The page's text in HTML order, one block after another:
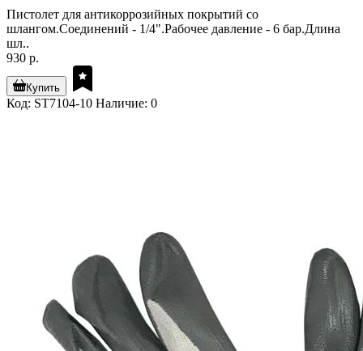
Пистолет для антикоррозийных покрытий со
шлангом.Соединений - 1/4".Рабочее давление - 6 бар.Длина
шл..
930 р.
Купить
Код: ST7104-10 Наличие: 0